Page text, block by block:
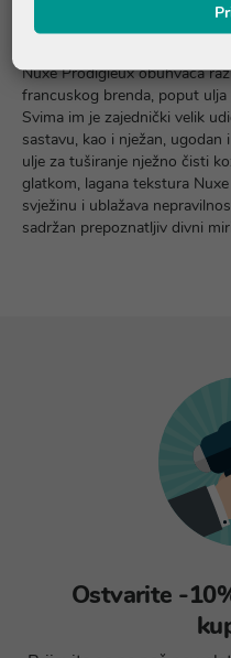
Nuxe Prodigieux obuhvaća
francuskog brenda, poput
Svima im je zajednički velik
sastavu, kao i nježan,
ulje za tuširanje nježno čisti
glatkom, lagana tekstura
svježinu i ublažava
sadržan prepoznatljiv divni
Ostvarite -